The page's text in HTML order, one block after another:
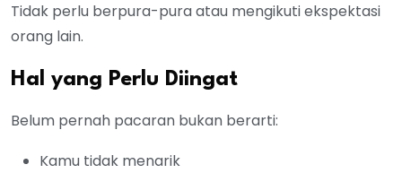
Tidak perlu berpura-pura atau mengikuti ekspektasi
orang lain.
Hal yang Perlu Diingat
Belum pernah pacaran bukan berarti:
Kamu tidak menarik